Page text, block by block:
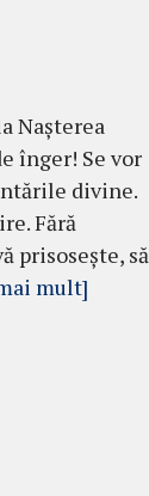
Nașterea
înger! Se vor
divine.
Fără
prisosește, să
mult]